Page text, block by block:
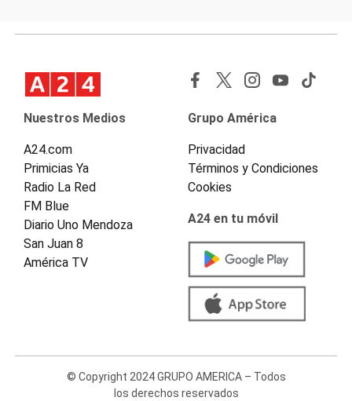
Nuestros Medios
A24.com
Primicias Ya
Radio La Red
FM Blue
Diario Uno Mendoza
San Juan 8
América TV
Grupo América
Privacidad
Términos y Condiciones
Cookies
A24 en tu móvil
© Copyright 2024 GRUPO AMERICA – Todos
los derechos reservados